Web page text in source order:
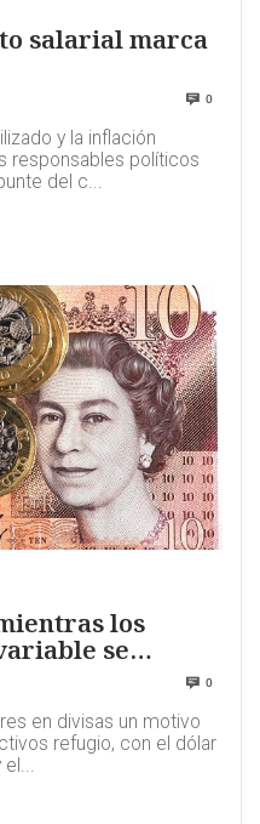
salarial marca
0
y la inflación
responsables políticos
del c...
los
se
0
en divisas un motivo
refugio, con el dólar